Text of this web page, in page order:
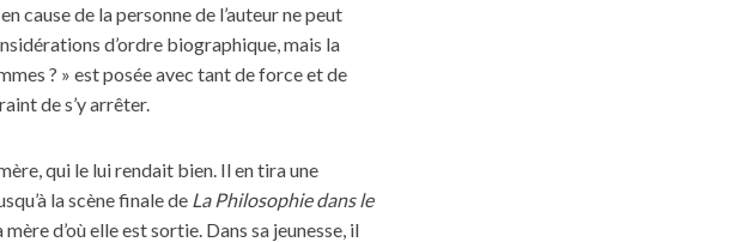
cause de la personne de l’auteur ne peut
d’ordre biographique, mais la
? » est posée avec tant de force et de
de s’y arrêter.
qui le lui rendait bien. Il en tira une
la scène finale de La Philosophie dans le
d’où elle est sortie. Dans sa jeunesse, il